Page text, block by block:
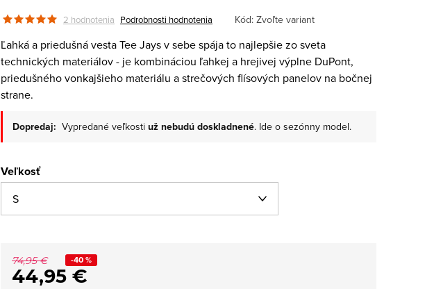
2 hodnotenia Podrobnosti hodnotenia Kód: Zvoľte variant
Ľahká a priedušná vesta Tee Jays v sebe spája to najlepšie zo sveta
technických materiálov - je kombináciou ľahkej a hrejivej výplne DuPont,
priedušného vonkajšieho materiálu a strečových flísových panelov na bočnej
strane.
Dopredaj: Vypredané veľkosti už nebudú doskladnené. Ide o sezónny model.
Veľkosť
74,95 € -40 %
44,95 €